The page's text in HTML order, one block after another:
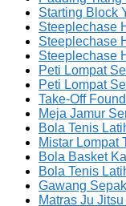
Starting Block
Steeplechase
Steeplechase
Steeplechase
Peti Lompat
Peti Lompat
Take-Off
Meja Jamur
Bola Tenis
Mistar Lompat
Bola Basket
Bola Tenis
Gawang
Matras Ju